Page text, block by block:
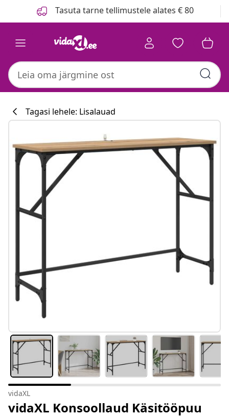
Tasuta tarne tellimustele alates € 80
#sharemevidaxl
Tagasi lehele: Lisalauad
vidaXL
vidaXL Konsoollaud Käsitööpuu